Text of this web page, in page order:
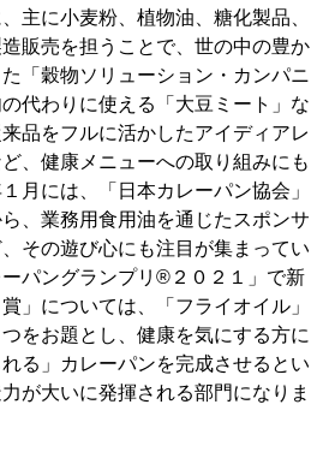
主に小麦粉、植物油、糖化製品、
販売を担うことで、世の中の豊か
「穀物ソリューション・カンパニ
代わりに使える「大豆ミート」な
品をフルに活かしたアイディアレ
、健康メニューへの取り組みにも
月には、「日本カレーパン協会」
、業務用食用油を通じたスポンサ
その遊び心にも注目が集まってい
パングランプリ®２０２１」で新
」については、「フライオイル」
をお題とし、健康を気にする方に
る」カレーパンを完成させるとい
が大いに発揮される部門になりま